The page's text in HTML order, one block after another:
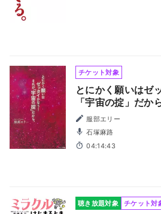
チケット対象
とにかく願いはゼ
「宇宙の掟」だから
服部エリー
石塚麻路
04:14:43
聴き放題対象 チケット対